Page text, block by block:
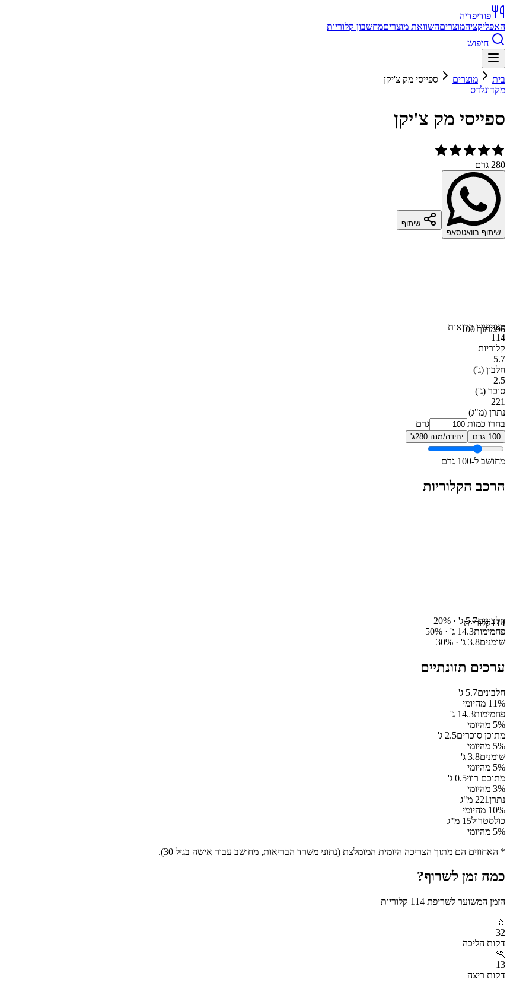
פודיפדיה
האפליקציהמוצריםהשוואת מוצריםמחשבון קלוריות
חיפוש
בית מוצרים
ספייסי מק צ'יקן
מקדונלדס
ספייסי מק צ'יקן
280 גרם
שיתוף בוואטסאפ
שיתוף
96מתוך 100מצויןציון בריאות
114
קלוריות
5.7
חלבון (ג')
2.5
סוכר (ג')
221
נתרן (מ"ג)
בחרו כמות
גרם
100 גרם יחידה/מנה 280ג'
מחושב ל-100 גרם
הרכב הקלוריות
114קלוריותחלבונים5.7ג' · 20%
פחמימות14.3 ג' · 50%
שומנים3.8 ג' · 30%
ערכים תזונתיים
חלבונים5.7 ג'
11% מהיומי
פחמימות14.3 ג'
5% מהיומי
מתוכן סוכרים2.5 ג'
5% מהיומי
שומנים3.8 ג'
5% מהיומי
מתוכם רווי0.5 ג'
3% מהיומי
נתרן221 מ"ג
10% מהיומי
כולסטרול15 מ"ג
5% מהיומי
* האחוזים הם מתוך הצריכה היומית המומלצת (נתוני משרד הבריאות, מחושב עבור אישה בגיל 30).
כמה זמן לשרוף?
הזמן המשוער לשריפת 114 קלוריות
🚶
32
דקות הליכה
🏃
13
דקות ריצה